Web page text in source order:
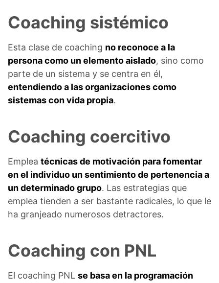
Coaching sistémico
Esta clase de coaching no reconoce a la
persona como un elemento aislado, sino como
parte de un sistema y se centra en él,
entendiendo a las organizaciones como
sistemas con vida propia.
Coaching coercitivo
Emplea técnicas de motivación para fomentar
en el individuo un sentimiento de pertenencia a
un determinado grupo. Las estrategias que
emplea tienden a ser bastante radicales, lo que le
ha granjeado numerosos detractores.
Coaching con PNL
El coaching PNL se basa en la programación